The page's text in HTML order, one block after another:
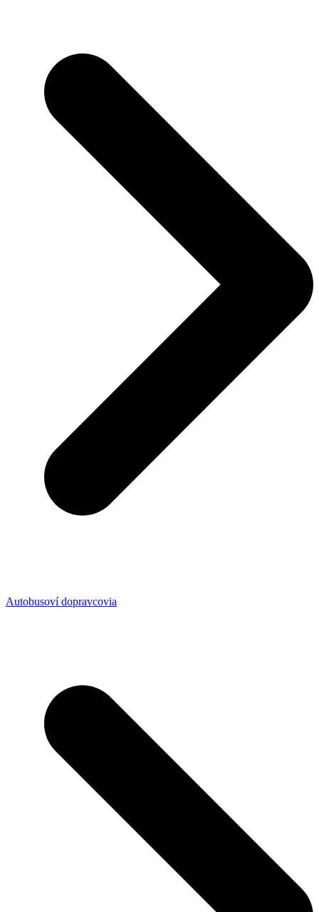
Autobusoví dopravcovia